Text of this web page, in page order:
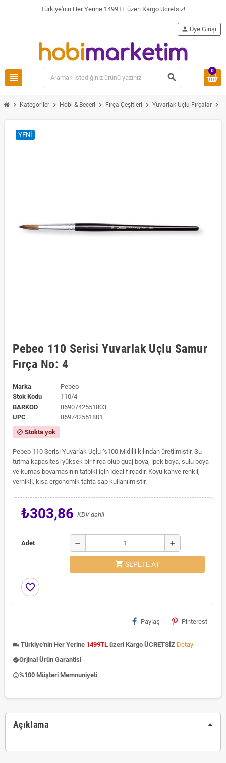
Türkiye'nin Her Yerine 1499TL üzeri Kargo Ücretsiz!
view_headline search
person Üye Girişi
0
chevron_right Kategoriler chevron_right Hobi & Beceri chevron_right Fırça Çeşitleri chevron_right Yuvarlak Uçlu Fırçalar chevron_right
YENI
Pebeo 110 Serisi Yuvarlak Uçlu Samur
Fırça No: 4
Marka
Pebeo
Stok Kodu
110/4
BARKOD
8690742551803
UPC
869742551801
block Stokta yok
Pebeo 110 Serisi Yuvarlak Uçlu %100 Midilli kılından üretilmiştir. Su
tutma kapasitesi yüksek bir fırça olup guaj boya, ipek boya, sulu boya
ve kumaş boyamasının tatbiki için ideal fırçadır. Koyu kahve renkli,
vernikli, kısa ergonomik tahta sap kullanılmıştır.
₺303,86 KDV dahil
Adet remove add
shopping_cart SEPETE AT
favorite_border
Paylaş Pinterest
local_shipping Türkiye'nin Her Yerine 1499TL üzeri Kargo ÜCRETSİZ Detay
check_circleOrjinal Ürün Garantisi
insert_emoticon%100 Müşteri Memnuniyeti
Açıklama